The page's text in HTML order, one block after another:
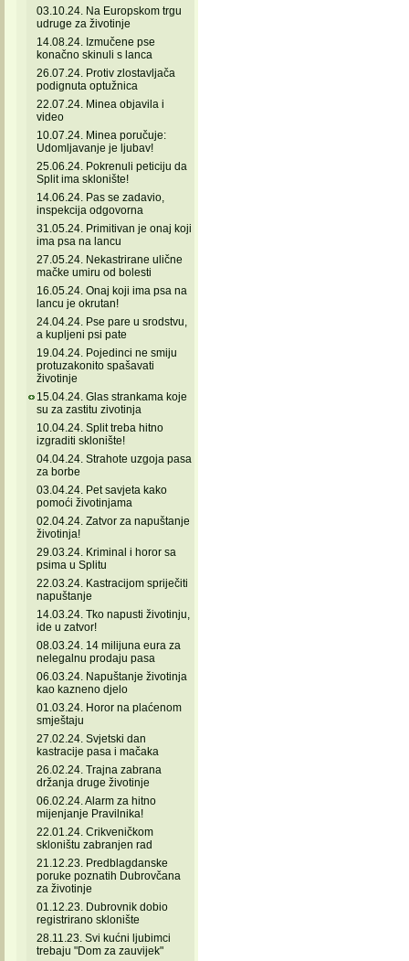
03.10.24. Na Europskom trgu
udruge za životinje
14.08.24. Izmučene pse
konačno skinuli s lanca
26.07.24. Protiv zlostavljača
podignuta optužnica
22.07.24. Minea objavila i
video
10.07.24. Minea poručuje:
Udomljavanje je ljubav!
25.06.24. Pokrenuli peticiju da
Split ima sklonište!
14.06.24. Pas se zadavio,
inspekcija odgovorna
31.05.24. Primitivan je onaj koji
ima psa na lancu
27.05.24. Nekastrirane ulične
mačke umiru od bolesti
16.05.24. Onaj koji ima psa na
lancu je okrutan!
24.04.24. Pse pare u srodstvu,
a kupljeni psi pate
19.04.24. Pojedinci ne smiju
protuzakonito spašavati
životinje
15.04.24. Glas strankama koje
su za zastitu zivotinja
10.04.24. Split treba hitno
izgraditi sklonište!
04.04.24. Strahote uzgoja pasa
za borbe
03.04.24. Pet savjeta kako
pomoći životinjama
02.04.24. Zatvor za napuštanje
životinja!
29.03.24. Kriminal i horor sa
psima u Splitu
22.03.24. Kastracijom spriječiti
napuštanje
14.03.24. Tko napusti životinju,
ide u zatvor!
08.03.24. 14 milijuna eura za
nelegalnu prodaju pasa
06.03.24. Napuštanje životinja
kao kazneno djelo
01.03.24. Horor na plaćenom
smještaju
27.02.24. Svjetski dan
kastracije pasa i mačaka
26.02.24. Trajna zabrana
držanja druge životinje
06.02.24. Alarm za hitno
mijenjanje Pravilnika!
22.01.24. Crikveničkom
skloništu zabranjen rad
21.12.23. Predblagdanske
poruke poznatih Dubrovčana
za životinje
01.12.23. Dubrovnik dobio
registrirano sklonište
28.11.23. Svi kućni ljubimci
trebaju "Dom za zauvijek"